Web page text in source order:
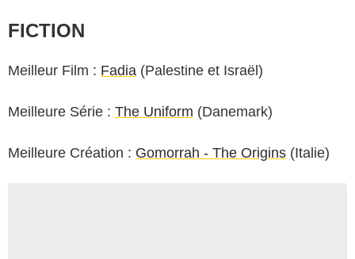
FICTION
Meilleur Film : Fadia (Palestine et Israël)
Meilleure Série : The Uniform (Danemark)
Meilleure Création : Gomorrah - The Origins (Italie)